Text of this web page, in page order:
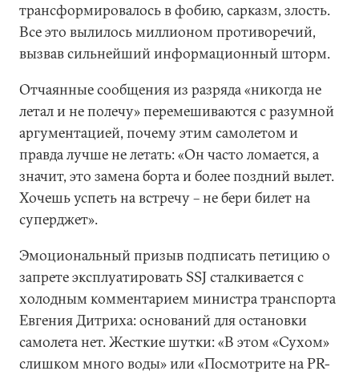
трансформировалось в фобию, сарказм, злость.
Все это вылилось миллионом противоречий,
вызвав сильнейший информационный шторм.
Отчаянные сообщения из разряда «никогда не
летал и не полечу» перемешиваются с разумной
аргументацией, почему этим самолетом и
правда лучше не летать: «Он часто ломается, а
значит, это замена борта и более поздний вылет.
Хочешь успеть на встречу – не бери билет на
суперджет».
Эмоциональный призыв подписать петицию о
запрете эксплуатировать SSJ сталкивается с
холодным комментарием министра транспорта
Евгения Дитриха: оснований для остановки
самолета нет. Жесткие шутки: «В этом «Сухом»
слишком много воды» или «Посмотрите на PR-